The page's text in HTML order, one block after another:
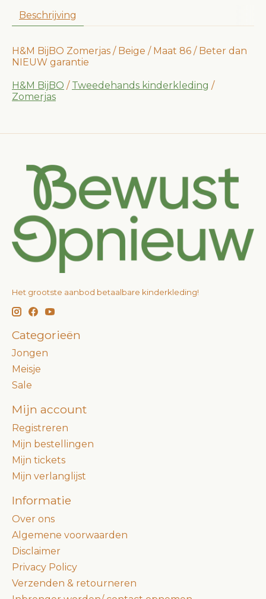
Beschrijving
H&M BijBO Zomerjas / Beige / Maat 86 / Beter dan
NIEUW garantie
H&M BijBO / Tweedehands kinderkleding /
Zomerjas
Het grootste aanbod betaalbare kinderkleding!
Categorieën
Jongen
Meisje
Sale
Mijn account
Registreren
Mijn bestellingen
Mijn tickets
Mijn verlanglijst
Informatie
Over ons
Algemene voorwaarden
Disclaimer
Privacy Policy
Verzenden & retourneren